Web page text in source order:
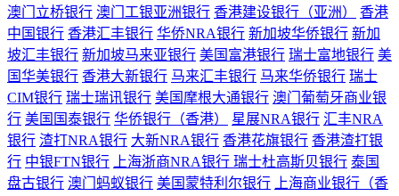
澳门立桥银行 澳门工银亚洲银行 香港建设银行（亚洲）
香港
中国银行 香港汇丰银行 华侨NRA银行 新加坡华侨银行 新加
坡汇丰银行 新加坡马来亚银行 美国富港银行 瑞士富地银行 美
国华美银行 香港大新银行 马来汇丰银行 马来华侨银行 瑞士
CIM银行 瑞士瑞讯银行 美国摩根大通银行 澳门葡萄牙商业银
行 美国国泰银行 华侨银行（香港） 星展NRA银行 汇丰NRA
银行 渣打NRA银行 大新NRA银行 香港花旗银行 香港渣打银
行 中银FTN银行 上海浙商NRA银行 瑞士杜高斯贝银行 泰国
盘古银行 澳门蚂蚁银行 美国蒙特利尔银行
上海商业银行（香